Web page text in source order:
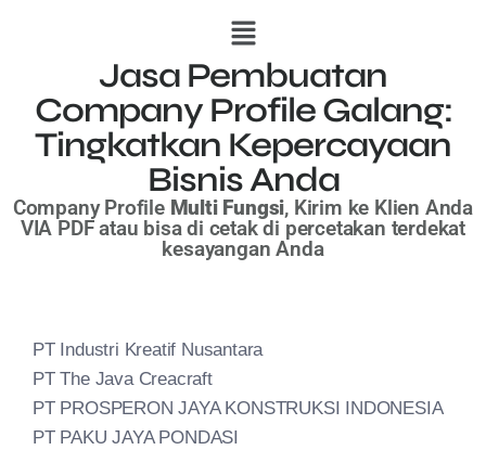
Jasa Pembuatan
Company Profile Galang:
Tingkatkan Kepercayaan
Bisnis Anda
Company Profile Multi Fungsi, Kirim ke Klien Anda
VIA PDFatau bisa di cetak di percetakan terdekat
kesayangan Anda
PT Industri Kreatif Nusantara
PT The Java Creacraft
PT PROSPERON JAYA KONSTRUKSI INDONESIA
PT PAKU JAYA PONDASI